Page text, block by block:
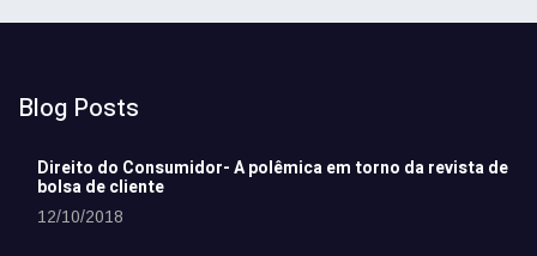
Blog Posts
Direito do Consumidor- A polêmica em torno da revista de
bolsa de cliente
12/10/2018